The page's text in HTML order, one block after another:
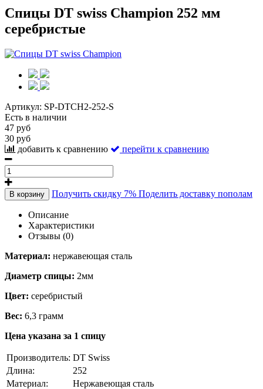
Спицы DT swiss Champion 252 мм
серебристые
Артикул: SP-DTCH2-252-S
Есть в наличии
47 руб
30 руб
добавить к сравнению
перейти к сравнению
В корзину Получить скидку 7% Поделить доставку пополам
Описание
Характеристики
Отзывы (0)
Материал: нержавеющая сталь
Диаметр спицы: 2мм
Цвет: серебристый
Вес: 6,3 грамм
Цена указана за 1 спицу
Производитель: DT Swiss
Длина:
252
Материал:
Нержавеющая сталь